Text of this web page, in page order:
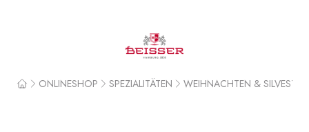
Beisser
ONLINESHOP SPEZIALITÄTEN WEIHNACHTEN & SILVESTER